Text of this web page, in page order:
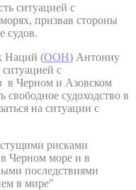
ситуацией с
призвав стороны
судов.
Наций (ООН) Антониу
с
в Черном и Азовском
свободное судоходство в
на ситуации с
рисками
в Черном море и в
последствиями
в мире"